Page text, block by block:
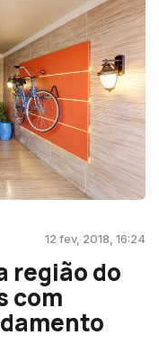
12 fev, 2018, 16:24
região do
com